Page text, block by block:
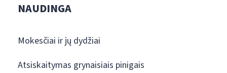
NAUDINGA
Mokesčiai ir jų dydžiai
Atsiskaitymas grynaisiais pinigais